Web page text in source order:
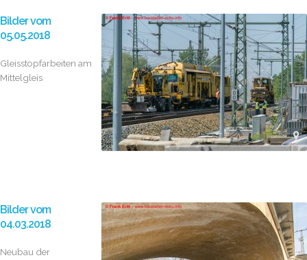
Bilder vom
05.05.2018
Gleisstopfarbeiten am
Mittelgleis
Bilder vom
04.03.2018
Neubau der